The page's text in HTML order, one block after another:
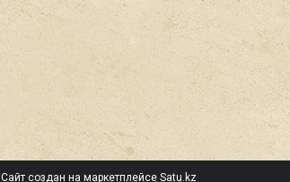
Сайт создан на маркетплейсе Satu.kz